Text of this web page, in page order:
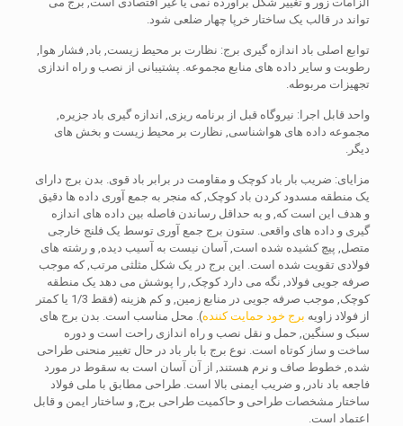
تواند در قالب یک ساختار خرپا چهار ضلعی شود.
توابع اصلی باد اندازه گیری برج: نظارت بر محیط زیست, باد, فشار هوا,
رطوبت و سایر داده های منابع مجموعه. پشتیبانی از نصب و راه اندازی
تجهیزات مربوطه.
واحد قابل اجرا: نیروگاه قبل از برنامه ریزی, اندازه گیری باد جزیره,
مجموعه داده های هواشناسی, نظارت بر محیط زیست و بخش های
دیگر.
مزایای: ضریب بار باد کوچک و مقاومت در برابر باد قوی. بدن برج دارای
یک منطقه مسدود کردن باد کوچک, که منجر به جمع آوری داده ها دقیق
و هدف این است که, و به حداقل رساندن فاصله بین داده های اندازه
گیری و داده های واقعی. ستون برج جمع آوری توسط یک فلنج خارجی
متصل, پیچ کشیده شده است, آسان نیست به آسیب دیده, و رشته های
فولادی تقویت شده است. این برج در یک شکل مثلثی مرتب, که موجب
صرفه جویی فولاد, نگه می دارد کوچک, را پوشش می دهد یک منطقه
کوچک, موجب صرفه جویی در منابع زمین, و کم هزینه (فقط 1/3 یا کمتر
از فولاد زاویه برج خود حمایت کننده). محل مناسب است. بدن برج های
سبک و سنگین, حمل و نقل نصب و راه اندازی راحت است و دوره
ساخت و ساز کوتاه است. نوع برج با بار باد در حال تغییر منحنی طراحی
شده, خطوط صاف و نرم هستند, از آن آسان است به سقوط در مورد
فاجعه باد نادر, و ضریب ایمنی بالا است. طراحی مطابق با ملی فولاد
ساختار مشخصات طراحی و حاکمیت طراحی برج, و ساختار ایمن و قابل
اعتماد است.